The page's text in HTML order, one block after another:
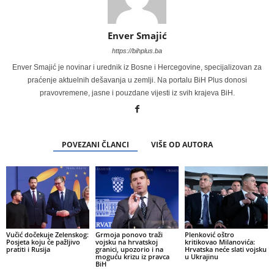
Enver Smajić
https://bihplus.ba
Enver Smajić je novinar i urednik iz Bosne i Hercegovine, specijalizovan za
praćenje aktuelnih dešavanja u zemlji. Na portalu BiH Plus donosi
pravovremene, jasne i pouzdane vijesti iz svih krajeva BiH.
POVEZANI ČLANCI VIŠE OD AUTORA
Vučić dočekuje Zelenskog:
Posjeta koju će pažljivo
pratiti i Rusija
Grmoja ponovo traži
vojsku na hrvatskoj
granici, upozorio i na
moguću krizu iz pravca
BiH
Plenković oštro
kritikovao Milanovića:
Hrvatska neće slati vojsku
u Ukrajinu